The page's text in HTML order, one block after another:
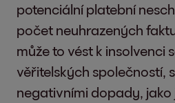
potenciální platební
počet neuhrazených
může to vést k insolvenci
věřitelských společností,
negativními dopady,